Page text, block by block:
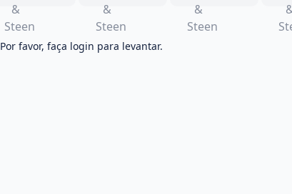
Por favor, faça login para levantar.